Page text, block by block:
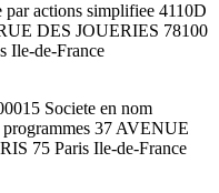
actions simplifiee 4110D
DES JOUERIES 78100
Ile-de-France
Societe en nom
37 AVENUE
75 Paris Ile-de-France